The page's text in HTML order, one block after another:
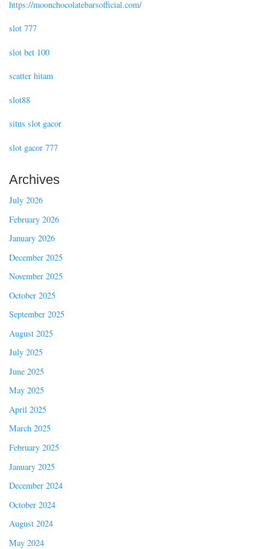
https://moonchocolatebarsofficial.com/
slot 777
slot bet 100
scatter hitam
slot88
situs slot gacor
slot gacor 777
Archives
July 2026
February 2026
January 2026
December 2025
November 2025
October 2025
September 2025
August 2025
July 2025
June 2025
May 2025
April 2025
March 2025
February 2025
January 2025
December 2024
October 2024
August 2024
May 2024